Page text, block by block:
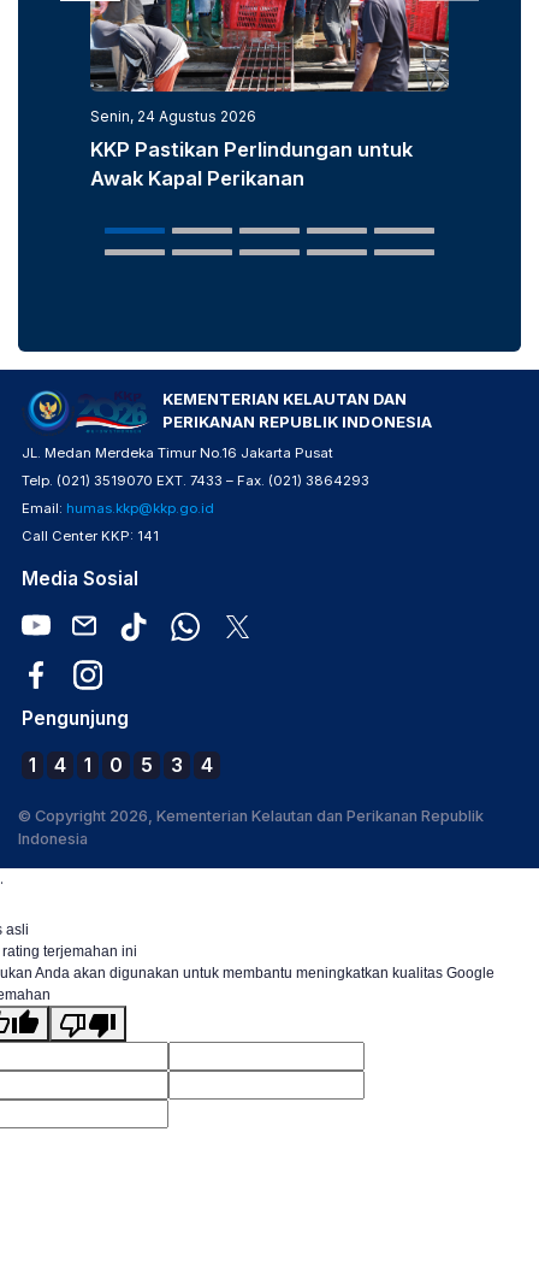
Senin, 24 Agustus 2026
KKP Pastikan Perlindungan untuk
Awak Kapal Perikanan
KEMENTERIAN KELAUTAN DAN
PERIKANAN REPUBLIK INDONESIA
JL. Medan Merdeka Timur No.16 Jakarta Pusat
Telp. (021) 3519070 EXT. 7433 – Fax. (021) 3864293
Email: humas.kkp@kkp.go.id
Call Center KKP: 141
Media Sosial
Pengunjung
1 4 1 0 5 3 4
© Copyright 2026, Kementerian Kelautan dan Perikanan Republik
Indonesia
.
asli
terjemahan ini
Anda akan digunakan untuk membantu meningkatkan kualitas Google